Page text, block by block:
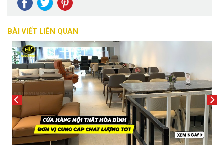
BÀI VIẾT LIÊN QUAN